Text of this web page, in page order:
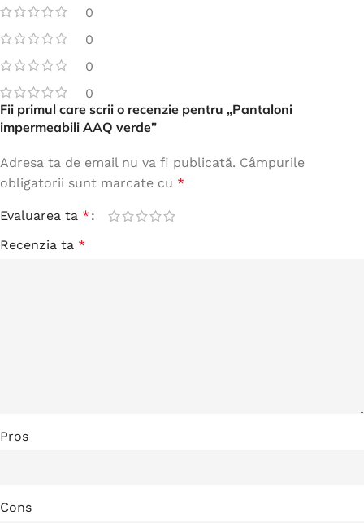
0
0
0
0
Fii primul care scrii o recenzie pentru „Pantaloni
impermeabili AAQ verde”
Adresa ta de email nu va fi publicată. Câmpurile
obligatorii sunt marcate cu *
Evaluarea ta *
Recenzia ta *
Pros
Cons